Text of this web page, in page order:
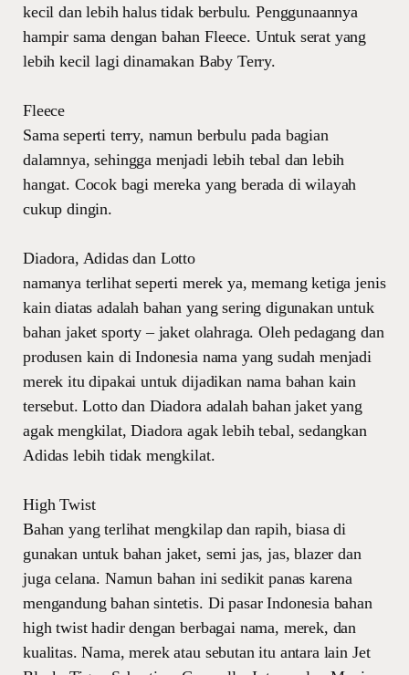
kecil dan lebih halus tidak berbulu. Penggunaannya
hampir sama dengan bahan Fleece. Untuk serat yang
lebih kecil lagi dinamakan Baby Terry.
Fleece
Sama seperti terry, namun berbulu pada bagian
dalamnya, sehingga menjadi lebih tebal dan lebih
hangat. Cocok bagi mereka yang berada di wilayah
cukup dingin.
Diadora, Adidas dan Lotto
namanya terlihat seperti merek ya, memang ketiga jenis
kain diatas adalah bahan yang sering digunakan untuk
bahan jaket sporty – jaket olahraga. Oleh pedagang dan
produsen kain di Indonesia nama yang sudah menjadi
merek itu dipakai untuk dijadikan nama bahan kain
tersebut. Lotto dan Diadora adalah bahan jaket yang
agak mengkilat, Diadora agak lebih tebal, sedangkan
Adidas lebih tidak mengkilat.
High Twist
Bahan yang terlihat mengkilap dan rapih, biasa di
gunakan untuk bahan jaket, semi jas, jas, blazer dan
juga celana. Namun bahan ini sedikit panas karena
mengandung bahan sintetis. Di pasar Indonesia bahan
high twist hadir dengan berbagai nama, merek, dan
kualitas. Nama, merek atau sebutan itu antara lain Jet